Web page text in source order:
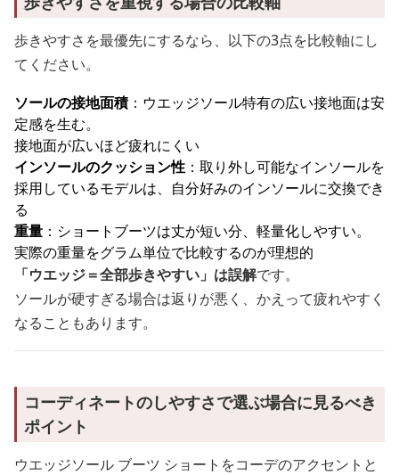
歩きやすさを最優先にするなら、以下の3点を比較軸にし
てください。
ソールの接地面積：ウエッジソール特有の広い接地面は安
定感を生む。
接地面が広いほど疲れにくい
インソールのクッション性 ：取り外し可能なインソールを
採用しているモデルは、自分好みのインソールに交換でき
る
重量 ：ショートブーツは丈が短い分、軽量化しやすい。
実際の重量をグラム単位で比較するのが理想的
「ウエッジ＝全部歩きやすい」は誤解です。
ソールが硬すぎる場合は返りが悪く、かえって疲れやすく
なることもあります。
コーディネートのしやすさで選ぶ場合に見るべき
ポイント
ウエッジソール ブーツ ショートをコーデのアクセントと